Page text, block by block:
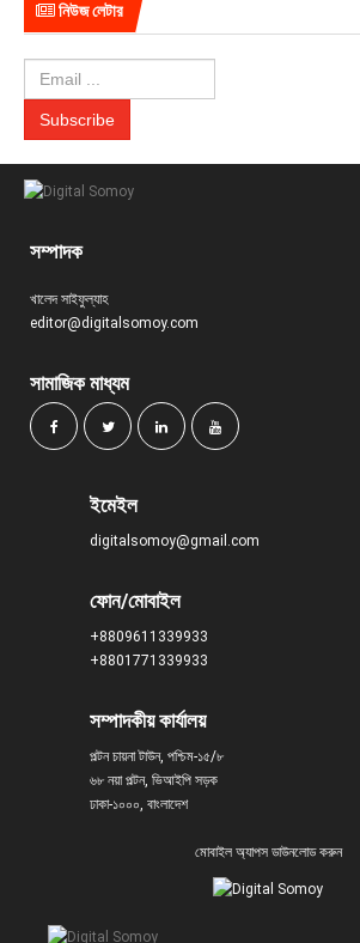
নিউজ লেটার
সম্পাদক
খালেদ সাইফুল্যাহ
editor@digitalsomoy.com
সামাজিক মাধ্যম
ইমেইল
digitalsomoy@gmail.com
ফোন/মোবাইল
+8809611339933
+8801771339933
সম্পাদকীয় কার্যালয়
পল্টন চায়না টাউন, পশ্চিম-১৫/৮
৬৮ নয়া পল্টন, ভিআইপি সড়ক
ঢাকা-১০০০, বাংলাদেশ
মোবাইল অ্যাপস ডাউনলোড করুন